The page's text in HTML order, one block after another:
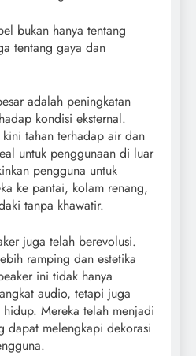
bukan hanya tentang
tentang gaya dan
adalah peningkatan
kondisi eksternal.
tahan terhadap air dan
untuk penggunaan di luar
pengguna untuk
ke pantai, kolam renang,
tanpa khawatir.
juga telah berevolusi.
ramping dan estetika
ini tidak hanya
audio, tetapi juga
Mereka telah menjadi
dapat melengkapi dekorasi